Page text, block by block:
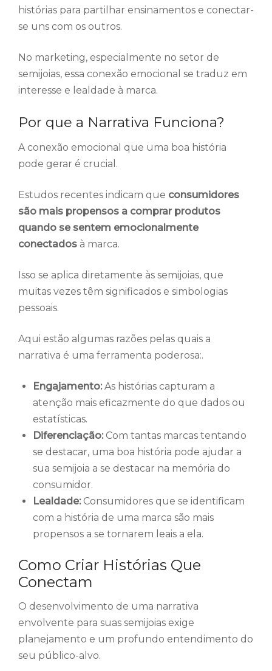
histórias para partilhar ensinamentos e conectar-
se uns com os outros.
No marketing, especialmente no setor de
semijoias, essa conexão emocional se traduz em
interesse e lealdade à marca.
Por que a Narrativa Funciona?
A conexão emocional que uma boa história
pode gerar é crucial.
Estudos recentes indicam que consumidores
são mais propensos a comprar produtos
quando se sentem emocionalmente
conectados à marca.
Isso se aplica diretamente às semijoias, que
muitas vezes têm significados e simbologias
pessoais.
Aqui estão algumas razões pelas quais a
narrativa é uma ferramenta poderosa:.
Engajamento:As histórias capturam a
atenção mais eficazmente do que dados ou
estatísticas.
Diferenciação:Com tantas marcas tentando
se destacar, uma boa história pode ajudar a
sua semijoia a se destacar na memória do
consumidor.
Lealdade:Consumidores que se identificam
com a história de uma marca são mais
propensos a se tornarem leais a ela.
Como Criar Histórias Que
Conectam
O desenvolvimento de uma narrativa
envolvente para suas semijoias exige
planejamento e um profundo entendimento do
seu público-alvo.